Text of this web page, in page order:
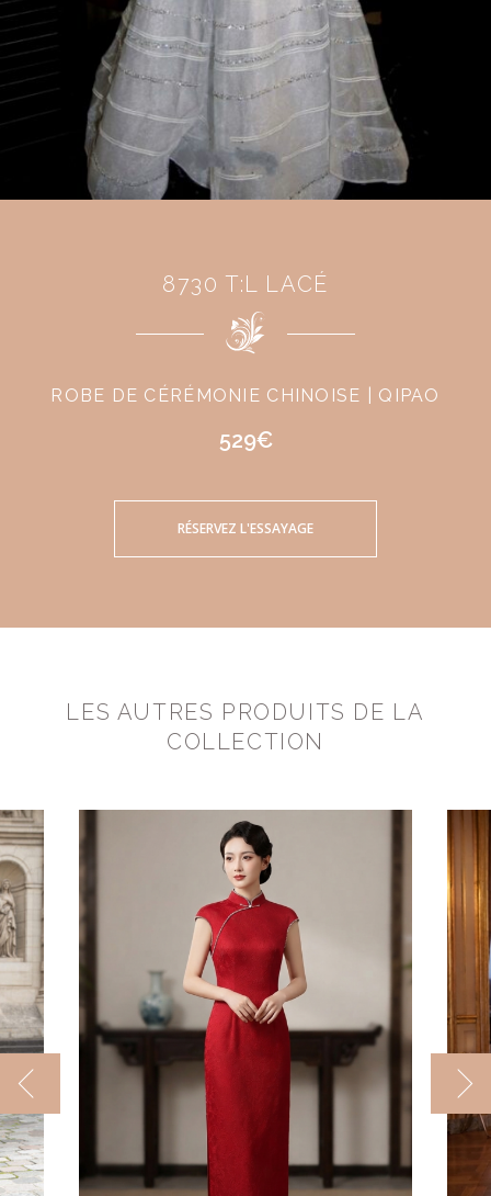
8730 T:L LACÉ
ROBE DE CÉRÉMONIE CHINOISE | QIPAO
529€
RÉSERVEZ L'ESSAYAGE
LES AUTRES PRODUITS DE LA
COLLECTION